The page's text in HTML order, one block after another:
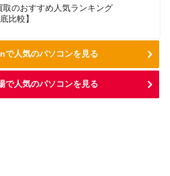
取のおすすめ人気ランキング
比較】
で人気のパソコンを見る
で人気のパソコンを見る